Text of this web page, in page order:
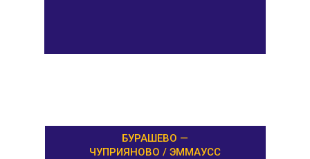
БУРАШЕВО —
ЧУПРИЯНОВО / ЭММАУСС